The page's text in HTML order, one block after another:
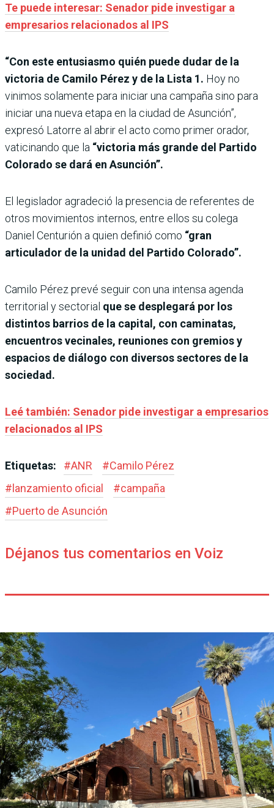
Te puede interesar: Senador pide investigar a
empresarios relacionados al IPS
“Con este entusiasmo quién puede dudar de la
victoria de Camilo Pérez y de la Lista 1. Hoy no
vinimos solamente para iniciar una campaña sino para
iniciar una nueva etapa en la ciudad de Asunción”,
expresó Latorre al abrir el acto como primer orador,
vaticinando que la “victoria más grande del Partido
Colorado se dará en Asunción”.
El legislador agradeció la presencia de referentes de
otros movimientos internos, entre ellos su colega
Daniel Centurión a quien definió como “gran
articulador de la unidad del Partido Colorado”.
Camilo Pérez prevé seguir con una intensa agenda
territorial y sectorial que se desplegará por los
distintos barrios de la capital, con caminatas,
encuentros vecinales, reuniones con gremios y
espacios de diálogo con diversos sectores de la
sociedad.
Leé también: Senador pide investigar a empresarios
relacionados al IPS
Etiquetas: #ANR #Camilo Pérez
# lanzamiento oficial #campaña
#Puerto de Asunción
Déjanos tus comentarios en Voiz